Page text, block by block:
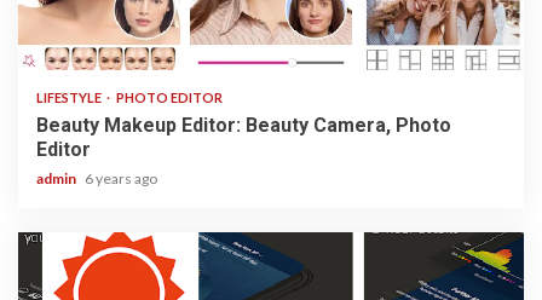
3 min read
LIFESTYLE PHOTO EDITOR
Beauty Makeup Editor: Beauty Camera, Photo
Editor
admin 6 years ago